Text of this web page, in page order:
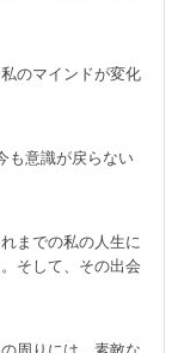
のマインドが変化
も意識が戻らない
までの私の人生に
そして、その出会